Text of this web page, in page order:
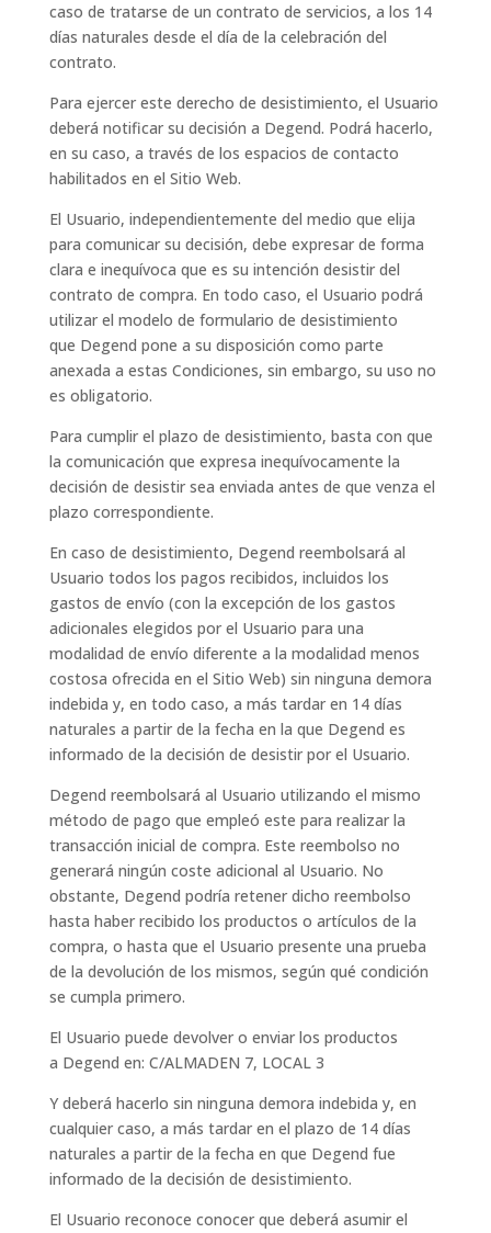
caso de tratarse de un contrato de servicios, a los 14
días naturales desde el día de la celebración del
contrato.
Para ejercer este derecho de desistimiento, el Usuario
deberá notificar su decisión a Degend. Podrá hacerlo,
en su caso, a través de los espacios de contacto
habilitados en el Sitio Web.
El Usuario, independientemente del medio que elija
para comunicar su decisión, debe expresar de forma
clara e inequívoca que es su intención desistir del
contrato de compra. En todo caso, el Usuario podrá
utilizar el modelo de formulario de desistimiento
que Degend pone a su disposición como parte
anexada a estas Condiciones, sin embargo, su uso no
es obligatorio.
Para cumplir el plazo de desistimiento, basta con que
la comunicación que expresa inequívocamente la
decisión de desistir sea enviada antes de que venza el
plazo correspondiente.
En caso de desistimiento, Degend reembolsará al
Usuario todos los pagos recibidos, incluidos los
gastos de envío (con la excepción de los gastos
adicionales elegidos por el Usuario para una
modalidad de envío diferente a la modalidad menos
costosa ofrecida en el Sitio Web) sin ninguna demora
indebida y, en todo caso, a más tardar en 14 días
naturales a partir de la fecha en la que Degend es
informado de la decisión de desistir por el Usuario.
Degend reembolsará al Usuario utilizando el mismo
método de pago que empleó este para realizar la
transacción inicial de compra. Este reembolso no
generará ningún coste adicional al Usuario. No
obstante, Degend podría retener dicho reembolso
hasta haber recibido los productos o artículos de la
compra, o hasta que el Usuario presente una prueba
de la devolución de los mismos, según qué condición
se cumpla primero.
El Usuario puede devolver o enviar los productos
a Degend en: C/ALMADEN 7, LOCAL 3
Y deberá hacerlo sin ninguna demora indebida y, en
cualquier caso, a más tardar en el plazo de 14 días
naturales a partir de la fecha en que Degend fue
informado de la decisión de desistimiento.
El Usuario reconoce conocer que deberá asumir el